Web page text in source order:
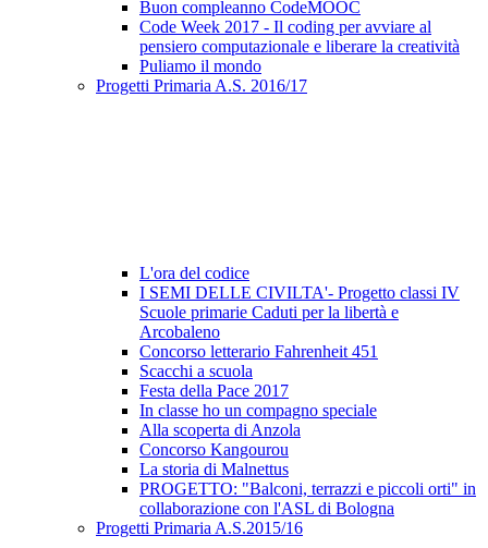
Buon compleanno CodeMOOC
Code Week 2017 - Il coding per avviare al
pensiero computazionale e liberare la creatività
Puliamo il mondo
Progetti Primaria A.S. 2016/17
L'ora del codice
I SEMI DELLE CIVILTA'- Progetto classi IV
Scuole primarie Caduti per la libertà e
Arcobaleno
Concorso letterario Fahrenheit 451
Scacchi a scuola
Festa della Pace 2017
In classe ho un compagno speciale
Alla scoperta di Anzola
Concorso Kangourou
La storia di Malnettus
PROGETTO: "Balconi, terrazzi e piccoli orti" in
collaborazione con l'ASL di Bologna
Progetti Primaria A.S.2015/16